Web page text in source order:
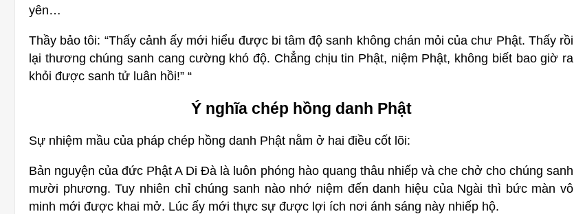
yên…
Thầy bảo tôi: “Thấy cảnh ấy mới hiểu được bi tâm độ sanh không chán mỏi của chư Phật. Thấy rồi
lại thương chúng sanh cang cường khó độ. Chẳng chịu tin Phật, niệm Phật, không biết bao giờ ra
khỏi được sanh tử luân hồi!” “
Ý nghĩa chép hồng danh Phật
Sự nhiệm mầu của pháp chép hồng danh Phật nằm ở hai điều cốt lõi:
Bản nguyện của đức Phật A Di Đà là luôn phóng hào quang thâu nhiếp và che chở cho chúng sanh
mười phương. Tuy nhiên chỉ chúng sanh nào nhớ niệm đến danh hiệu của Ngài thì bức màn vô
minh mới được khai mở. Lúc ấy mới thực sự được lợi ích nơi ánh sáng này nhiếp hộ.